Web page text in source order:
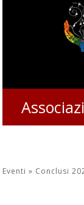
Eventi » Conclusi